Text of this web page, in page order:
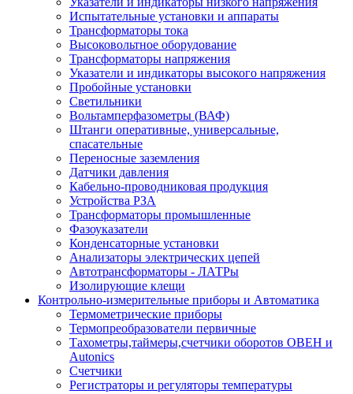
Испытательные установки и аппараты
Трансформаторы тока
Высоковольтное оборудование
Трансформаторы напряжения
Указатели и индикаторы высокого напряжения
Пробойные установки
Светильники
Вольтамперфазометры (ВАФ)
Штанги оперативные, универсальные,
спасательные
Переносные заземления
Датчики давления
Кабельно-проводниковая продукция
Устройства РЗА
Трансформаторы промышленные
Фазоуказатели
Конденсаторные установки
Анализаторы электрических цепей
Автотрансформаторы - ЛАТРы
Изолирующие клещи
Контрольно-измерительные приборы и Автоматика
Термометрические приборы
Термопреобразователи первичные
Тахометры,таймеры,счетчики оборотов ОВЕН и
Autonics
Счетчики
Регистраторы и регуляторы температуры